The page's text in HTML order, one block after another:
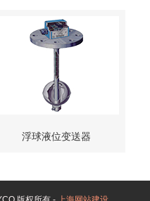
浮球液位变送器